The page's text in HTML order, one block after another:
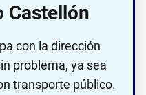
Castellón
con la dirección
problema, ya sea
transporte público.